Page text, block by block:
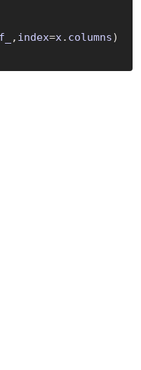
, index=x. columns)